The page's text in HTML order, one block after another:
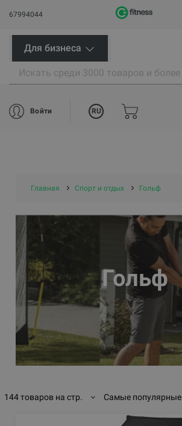
67994044
Для бизнеса
Войти RU
Главная Спорт и отдых Гольф
Гольф
144 товаров на стр. Самые популярные